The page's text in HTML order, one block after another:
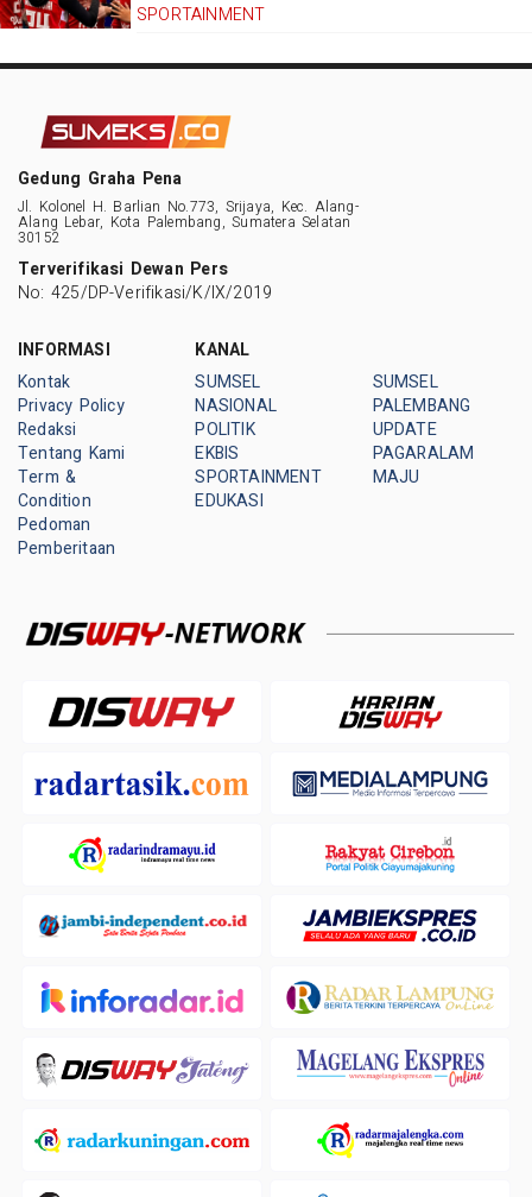
SPORTAINMENT
Gedung Graha Pena
Jl. Kolonel H. Barlian No.773, Srijaya, Kec. Alang-
Alang Lebar, Kota Palembang, Sumatera Selatan
30152
Terverifikasi Dewan Pers
No: 425/DP-Verifikasi/K/IX/2019
INFORMASI
Kontak
Privacy Policy
Redaksi
Tentang Kami
Term &
Condition
Pedoman
Pemberitaan
KANAL
SUMSEL
NASIONAL
POLITIK
EKBIS
SPORTAINMENT
EDUKASI
SUMSEL
PALEMBANG
UPDATE
PAGARALAM
MAJU